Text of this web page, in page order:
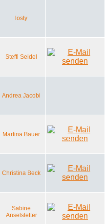
losty
Steffi Seidel
Andrea Jacobi
Martina Bauer
Christina Beck
Sabine
Anselstetter